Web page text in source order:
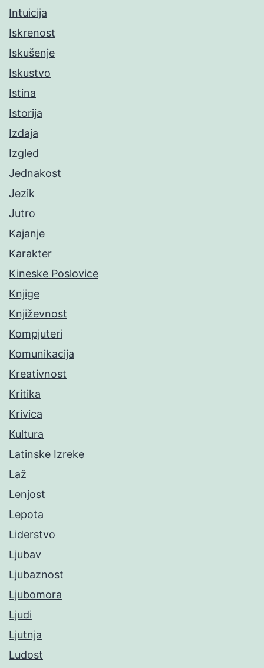
Intuicija
Iskrenost
Iskušenje
Iskustvo
Istina
Istorija
Izdaja
Izgled
Jednakost
Jezik
Jutro
Kajanje
Karakter
Kineske Poslovice
Knjige
Književnost
Kompjuteri
Komunikacija
Kreativnost
Kritika
Krivica
Kultura
Latinske Izreke
Laž
Lenjost
Lepota
Liderstvo
Ljubav
Ljubaznost
Ljubomora
Ljudi
Ljutnja
Ludost